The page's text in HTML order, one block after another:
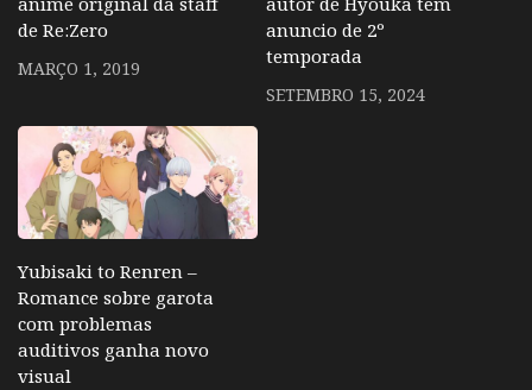
de Re:Zero
MARÇO 1, 2019
anuncio de 2º
temporada
SETEMBRO 15, 2024
Yubisaki to Renren –
Romance sobre garota
com problemas
auditivos ganha novo
visual